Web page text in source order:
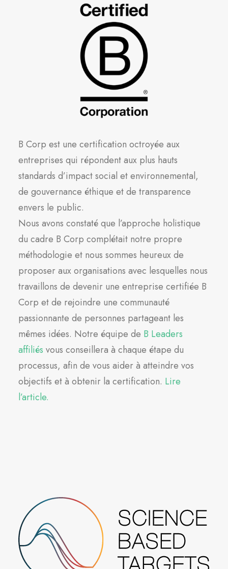
B Corp est une certification octroyée aux
entreprises qui répondent aux plus hauts
standards d’impact social et environnemental,
de gouvernance éthique et de transparence
envers le public.
Nous avons constaté que l’approche holistique
du cadre B Corp complétait notre propre
méthodologie et nous sommes heureux de
proposer aux organisations avec lesquelles nous
travaillons de devenir une entreprise certifiée B
Corp et de rejoindre une communauté
passionnante de personnes partageant les
mêmes idées. Notre équipe de B Leaders
affiliés vous conseillera à chaque étape du
processus, afin de vous aider à atteindre vos
objectifs et à obtenir la certification. Lire
l’article.